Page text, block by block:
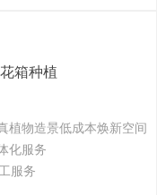
箱种植
植物造景低成本焕新空间
化服务
服务